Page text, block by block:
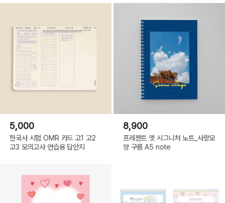
5,000
한국사 시험 OMR 카드 고1 고2
고3 모의고사 연습용 답안지
8,900
프레젠트 엣 시그니처 노트_사랑모
양 구름 A5 note